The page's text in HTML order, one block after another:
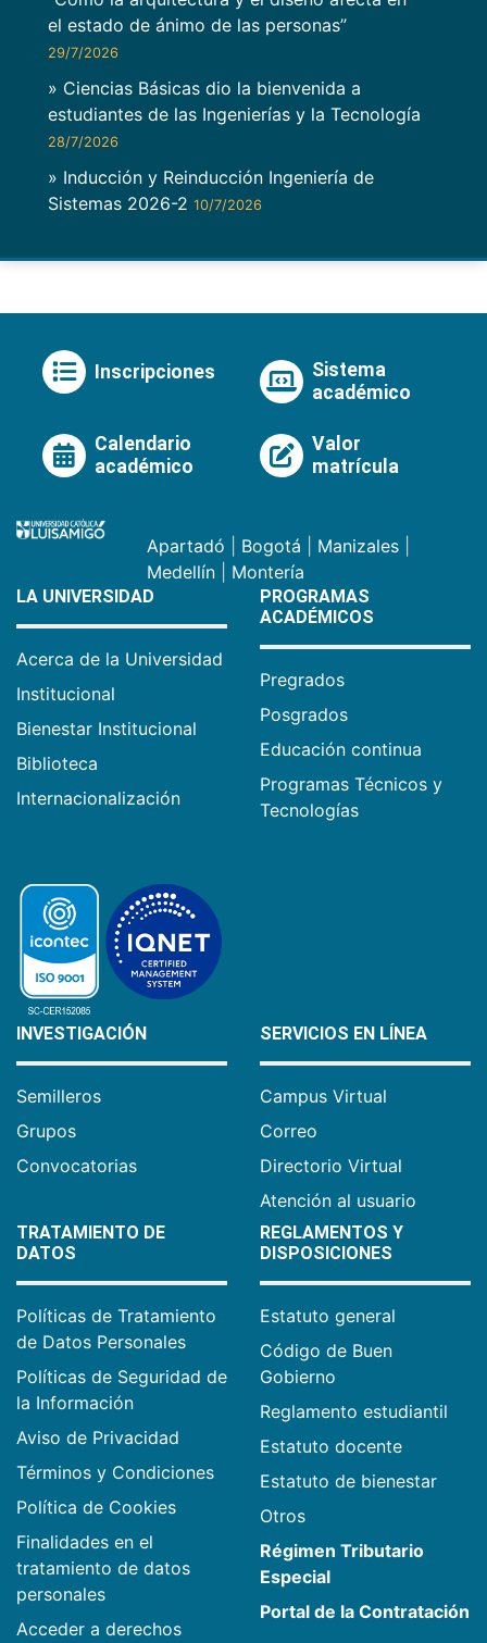
el estado de ánimo de las personas”
29/7/2026
» Ciencias Básicas dio la bienvenida a
estudiantes de las Ingenierías y la Tecnología
28/7/2026
» Inducción y Reinducción Ingeniería de
Sistemas 2026-2 10/7/2026
Inscripciones
Sistema
académico
Calendario
académico
Valor
matrícula
Apartadó Bogotá Manizales
Medellín
Montería
LA UNIVERSIDAD
Acerca de la Universidad
Institucional
Bienestar Institucional
Biblioteca
Internacionalización
PROGRAMAS
ACADÉMICOS
Pregrados
Posgrados
Educación continua
Programas Técnicos y
Tecnologías
INVESTIGACIÓN
Semilleros
Grupos
Convocatorias
SERVICIOS EN LÍNEA
Campus Virtual
Correo
Directorio Virtual
Atención al usuario
TRATAMIENTO DE
DATOS
Políticas de Tratamiento
de Datos Personales
Políticas de Seguridad de
la Información
Aviso de Privacidad
Términos y Condiciones
Política de Cookies
Finalidades en el
tratamiento de datos
personales
Acceder a derechos
REGLAMENTOS Y
DISPOSICIONES
Estatuto general
Código de Buen
Gobierno
Reglamento estudiantil
Estatuto docente
Estatuto de bienestar
Otros
Régimen Tributario
Especial
Portal de la Contratación